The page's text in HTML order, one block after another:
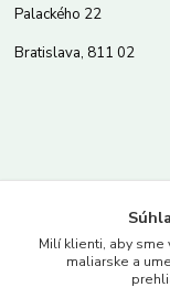
Palackého 22
Bratislava, 811 02
www.merkantil.sk
Milí klienti, aby
maliarske a